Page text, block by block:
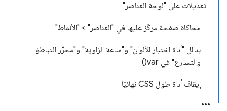
تعديلات على "لوحة العناصر"
محاكاة صفحة مركّز عليها في "العناصر" > "الأنماط"
بدائل "أداة اختيار الألوان" و"ساعة الزاوية" و"محرّر التباطؤ
والتسارع" في var()
إيقاف أداة طول CSS نهائيًا